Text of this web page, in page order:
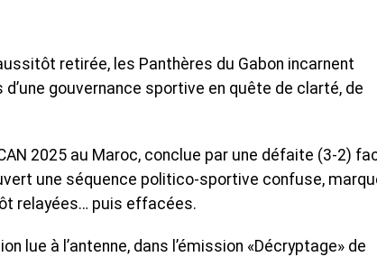
retirée, les Panthères du Gabon incarnent
gouvernance sportive en quête de clarté, de
2025 au Maroc, conclue par une défaite (3-2)
une séquence politico-sportive confuse,
relayées… puis effacées.
lue à l’antenne, dans l’émission «Décryptage» de